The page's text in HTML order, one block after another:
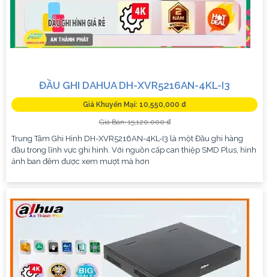
ĐẦU GHI DAHUA DH-XVR5216AN-4KL-I3
Giá Khuyến Mại: 10,550,000 ₫
Giá Bán: 15,120,000 ₫
Trung Tâm Ghi Hình DH-XVR5216AN-4KL-I3 là một Đầu ghi hàng
đầu trong lĩnh vực ghi hình. Với nguồn cấp can thiệp SMD Plus, hình
ảnh ban đêm được xem mượt mà hơn